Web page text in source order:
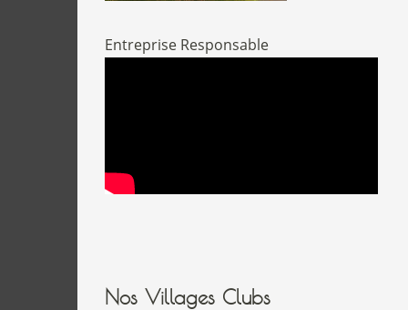
Entreprise Responsable
Nos Villages Clubs